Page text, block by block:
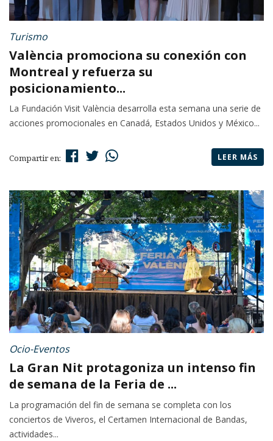
Turismo
València promociona su conexión con
Montreal y refuerza su
posicionamiento...
La Fundación Visit València desarrolla esta semana una serie de
acciones promocionales en Canadá, Estados Unidos y México...
Compartir en: LEER MÁS
Ocio-Eventos
La Gran Nit protagoniza un intenso fin
de semana de la Feria de ...
La programación del fin de semana se completa con los
conciertos de Viveros, el Certamen Internacional de Bandas,
actividades...